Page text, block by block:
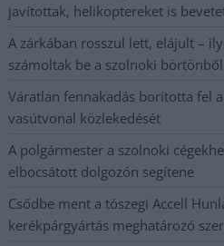
javítottak, helikoptereket is
A zárkában rosszul lett, elájult –
számoltak be a szolnoki börtönből
Váratlan fennakadás borította fel
vasútvonal közlekedését
A polgármester a szolnoki
elbocsátott dolgozón segítene
Csődbe ment a tószegi Accell
kerékpárgyártás meghatározó